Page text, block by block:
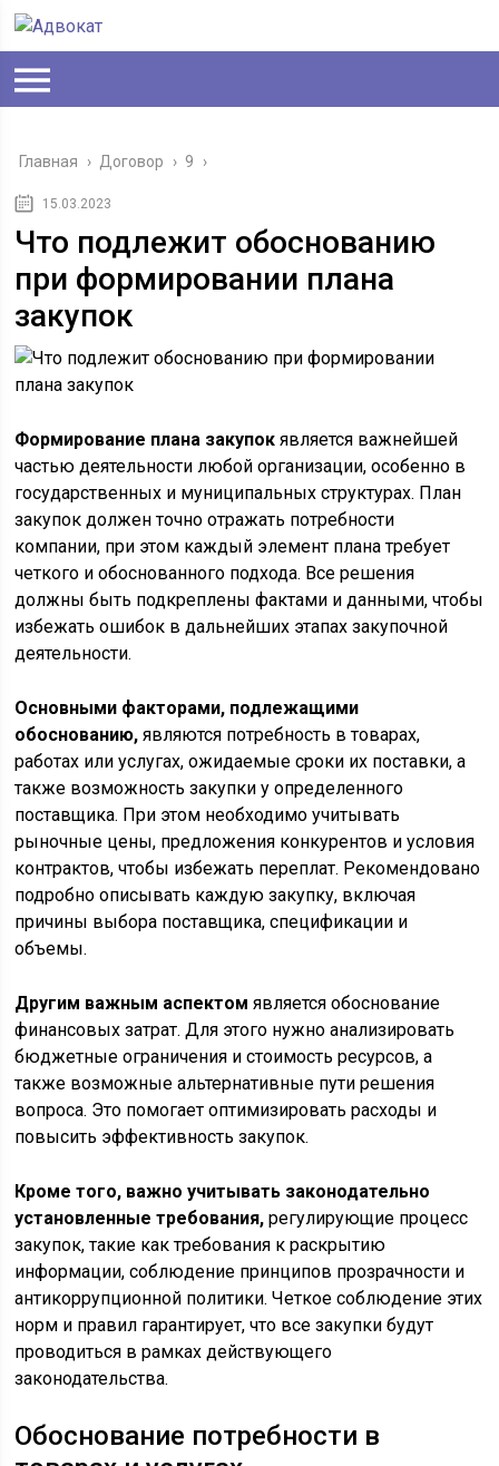
Главная › Договор › 9 ›
15.03.2023
Что подлежит обоснованию
при формировании плана
закупок
Формирование плана закупок является важнейшей
частью деятельности любой организации, особенно в
государственных и муниципальных структурах. План
закупок должен точно отражать потребности
компании, при этом каждый элемент плана требует
четкого и обоснованного подхода. Все решения
должны быть подкреплены фактами и данными, чтобы
избежать ошибок в дальнейших этапах закупочной
деятельности.
Основными факторами, подлежащими
обоснованию, являются потребность в товарах,
работах или услугах, ожидаемые сроки их поставки, а
также возможность закупки у определенного
поставщика. При этом необходимо учитывать
рыночные цены, предложения конкурентов и условия
контрактов, чтобы избежать переплат. Рекомендовано
подробно описывать каждую закупку, включая
причины выбора поставщика, спецификации и
объемы.
Другим важным аспектом является обоснование
финансовых затрат. Для этого нужно анализировать
бюджетные ограничения и стоимость ресурсов, а
также возможные альтернативные пути решения
вопроса. Это помогает оптимизировать расходы и
повысить эффективность закупок.
Кроме того, важно учитывать законодательно
установленные требования, регулирующие процесс
закупок, такие как требования к раскрытию
информации, соблюдение принципов прозрачности и
антикоррупционной политики. Четкое соблюдение этих
норм и правил гарантирует, что все закупки будут
проводиться в рамках действующего
законодательства.
Обоснование потребности в